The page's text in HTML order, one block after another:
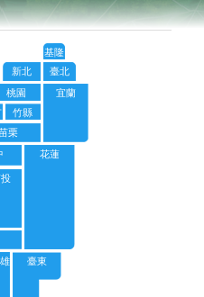
基隆
新北
臺北
桃園
竹縣
栗
宜蘭
花蓮
臺東